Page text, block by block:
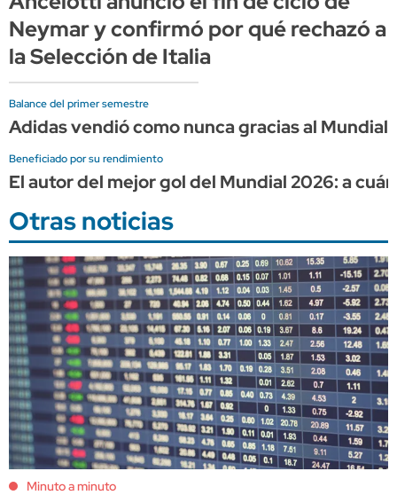
Neymar y confirmó por qué rechazó a
la Selección de Italia
Balance del primer semestre
Adidas vendió como nunca gracias al
Beneficiado por su rendimiento
El autor del mejor gol del Mundial 2026: a
Otras noticias
Minuto a minuto